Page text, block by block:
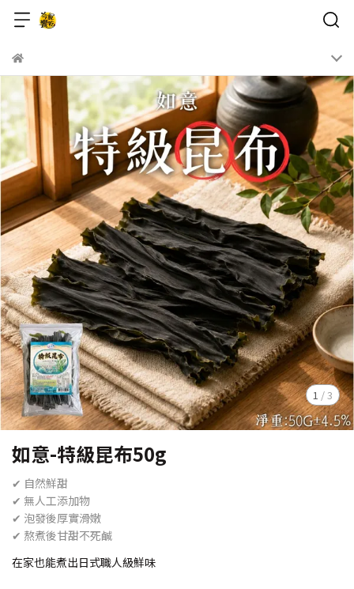
1 /3
如意-特級昆布50g
✔ 自然鮮甜
✔ 無人工添加物
✔ 泡發後厚實滑嫩
✔ 熬煮後甘甜不死鹹
在家也能煮出日式職人級鮮味